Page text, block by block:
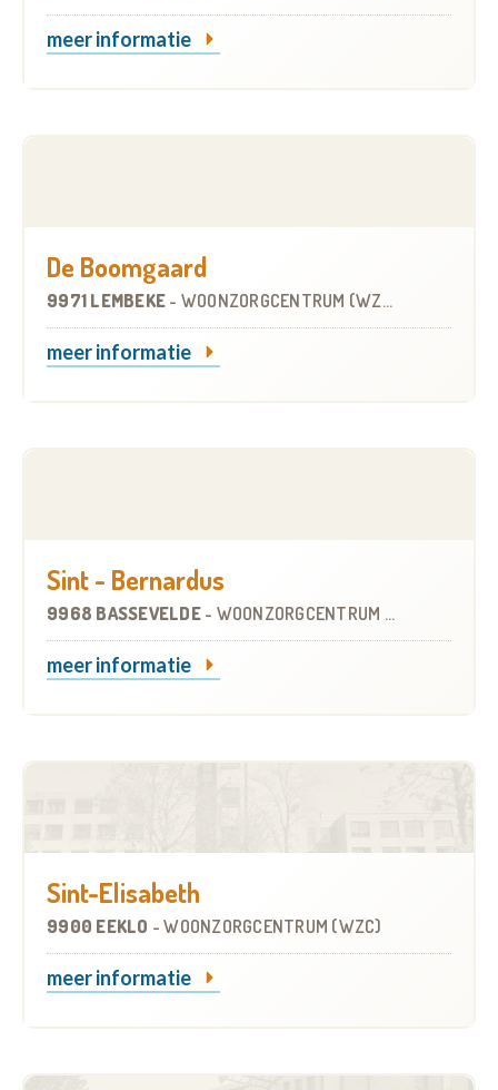
meer informatie
De Boomgaard
9971 LEMBEKE - WOONZORGCENTRUM (WZC)
meer informatie
Sint - Bernardus
9968 BASSEVELDE - WOONZORGCENTRUM (WZC)
meer informatie
Sint-Elisabeth
9900 EEKLO -WOONZORGCENTRUM (WZC)
meer informatie